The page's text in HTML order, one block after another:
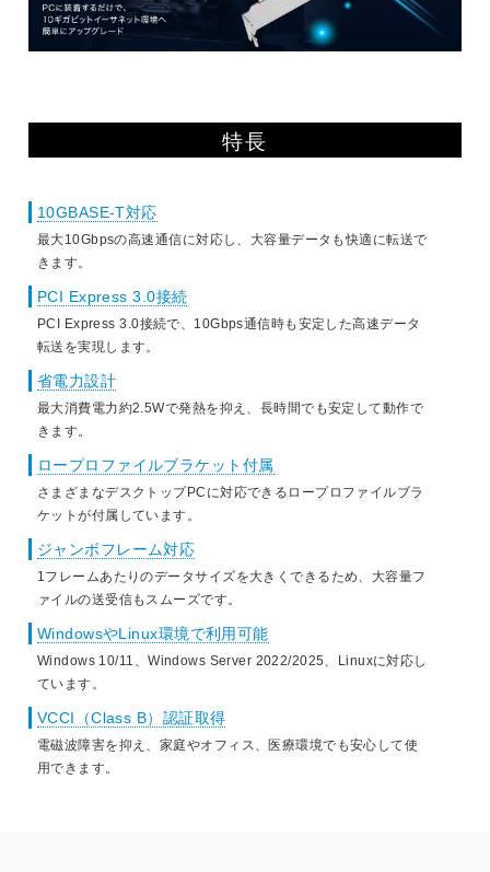
特長
10GBASE-T対応
最大10Gbpsの高速通信に対応し、大容量データも快適に転送で
きます。
PCI Express 3.0接続
PCI Express 3.0接続で、10Gbps通信時も安定した高速データ
転送を実現します。
省電力設計
最大消費電力約2.5Wで発熱を抑え、長時間でも安定して動作で
きます。
ロープロファイルブラケット付属
さまざまなデスクトップPCに対応できるロープロファイルブラ
ケットが付属しています。
ジャンボフレーム対応
1フレームあたりのデータサイズを大きくできるため、大容量フ
ァイルの送受信もスムーズです。
WindowsやLinux環境で利用可能
Windows 10/11、Windows Server 2022/2025、Linuxに対応し
ています。
VCCI（Class B）認証取得
電磁波障害を抑え、家庭やオフィス、医療環境でも安心して使
用できます。